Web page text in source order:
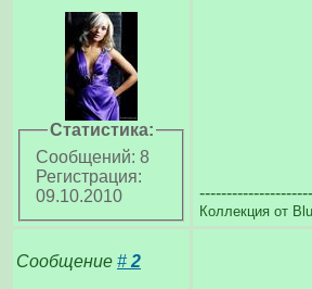
Статистика:
Сообщений: 8
Регистрация:
09.10.2010
---------------------
Коллекция от
Сообщение # 2